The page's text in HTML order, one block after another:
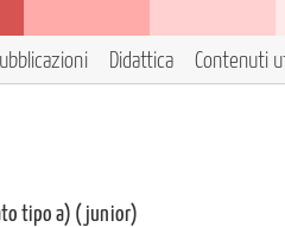
Didattica Contenuti
tipo a) (junior)